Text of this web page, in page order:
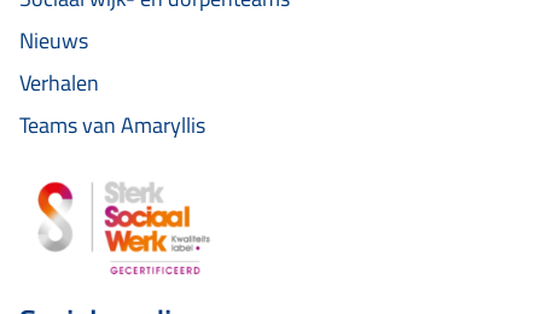
Nieuws
Verhalen
Teams van Amaryllis